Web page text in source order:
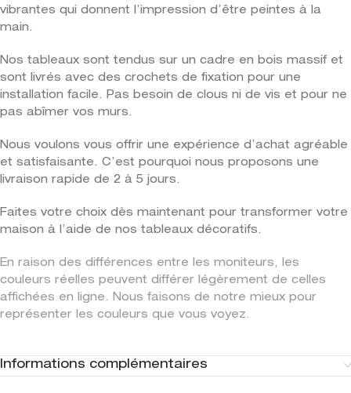
vibrantes qui donnent l’impression d’être peintes à la
main.
Nos tableaux sont tendus sur un cadre en bois massif et
sont livrés avec des crochets de fixation pour une
installation facile. Pas besoin de clous ni de vis et pour ne
pas abîmer vos murs.
Nous voulons vous offrir une expérience d’achat agréable
et satisfaisante. C’est pourquoi nous proposons une
livraison rapide de 2 à 5 jours.
Faites votre choix dès maintenant pour transformer votre
maison à l’aide de nos tableaux décoratifs.
En raison des différences entre les moniteurs, les
couleurs réelles peuvent différer légèrement de celles
affichées en ligne. Nous faisons de notre mieux pour
représenter les couleurs que vous voyez.
Informations complémentaires